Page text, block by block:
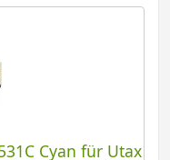
Cyan für Utax